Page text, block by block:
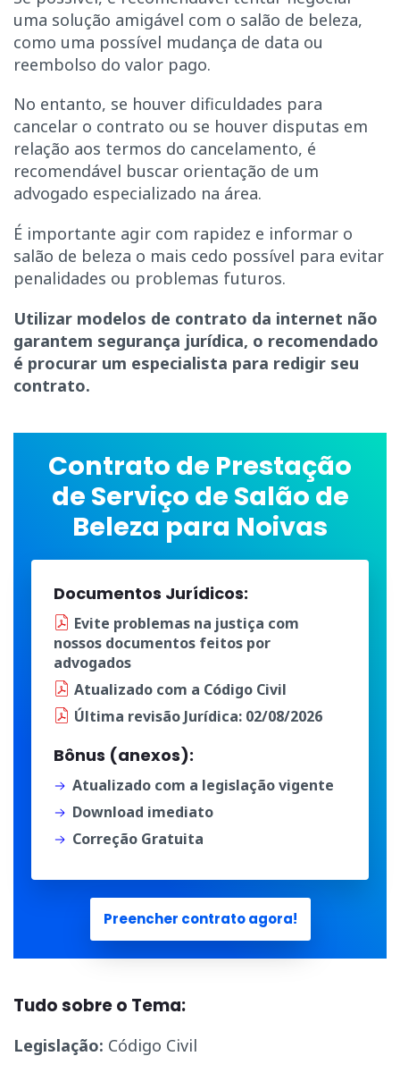
uma solução amigável com o salão de beleza,
como uma possível mudança de data ou
reembolso do valor pago.
No entanto, se houver dificuldades para
cancelar o contrato ou se houver disputas em
relação aos termos do cancelamento, é
recomendável buscar orientação de um
advogado especializado na área.
É importante agir com rapidez e informar o
salão de beleza o mais cedo possível para evitar
penalidades ou problemas futuros.
Utilizar modelos de contrato da internet não
garantem segurança jurídica, o recomendado
é procurar um especialista para redigir seu
contrato.
Contrato de Prestação
de Serviço de Salão de
Beleza para Noivas
Documentos Jurídicos:
Evite problemas na justiça com
nossos documentos feitos por
advogados
Atualizado com a Código Civil
Última revisão Jurídica: 02/08/2026
Bônus (anexos):
Atualizado com a legislação vigente
Download imediato
Correção Gratuita
Preencher contrato agora!
Tudo sobre o Tema:
Legislação: Código Civil